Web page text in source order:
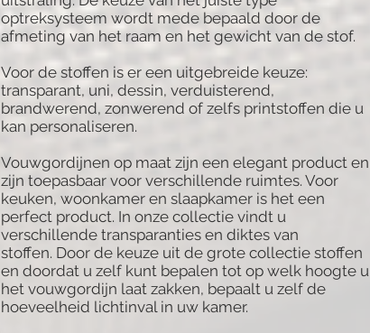
optreksysteem wordt mede bepaald door de
afmeting van het raam en het gewicht van de stof.
Voor de stoffen is er een uitgebreide keuze:
transparant, uni, dessin, verduisterend,
brandwerend, zonwerend of zelfs printstoffen die u
kan personaliseren.
Vouwgordijnen op maat zijn een elegant product en
zijn toepasbaar voor verschillende ruimtes. Voor
keuken, woonkamer en slaapkamer is het een
perfect product. In onze collectie vindt u
verschillende transparanties en diktes van
stoffen. Door de keuze uit de grote collectie stoffen
en doordat u zelf kunt bepalen tot op welk hoogte u
het vouwgordijn laat zakken, bepaalt u zelf de
hoeveelheid lichtinval in uw kamer.